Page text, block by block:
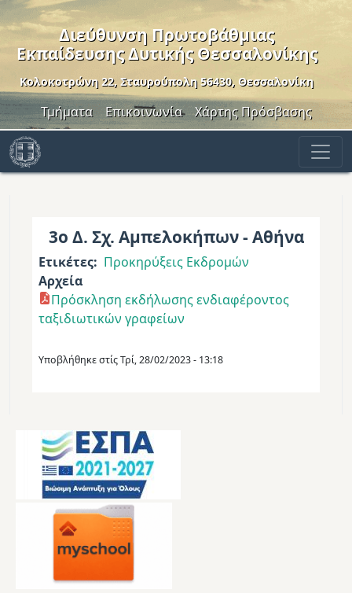
Παράκαμψη προς το κυρίως περιεχόμενο
Διεύθυνση Πρωτοβάθμιας
Εκπαίδευσης Δυτικής Θεσσαλονίκης
Κολοκοτρώνη 22, Σταυρούπολη 56430, Θεσσαλονίκη
Header Menu
Τμήματα Επικοινωνία Χάρτης Πρόσβασης
3ο Δ. Σχ. Αμπελοκήπων - Αθήνα
Ετικέτες
Προκηρύξεις Εκδρομών
Αρχεία
Πρόσκληση εκδήλωσης ενδιαφέροντος
ταξιδιωτικών γραφείων
Υποβλήθηκε στίςΤρί, 28/02/2023 - 13:18